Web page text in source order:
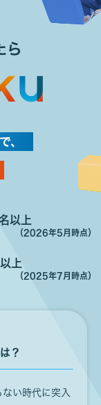
ら
、
以上
（2026年5月時点）
上
（2025年7月時点）
？
ない時代に突入